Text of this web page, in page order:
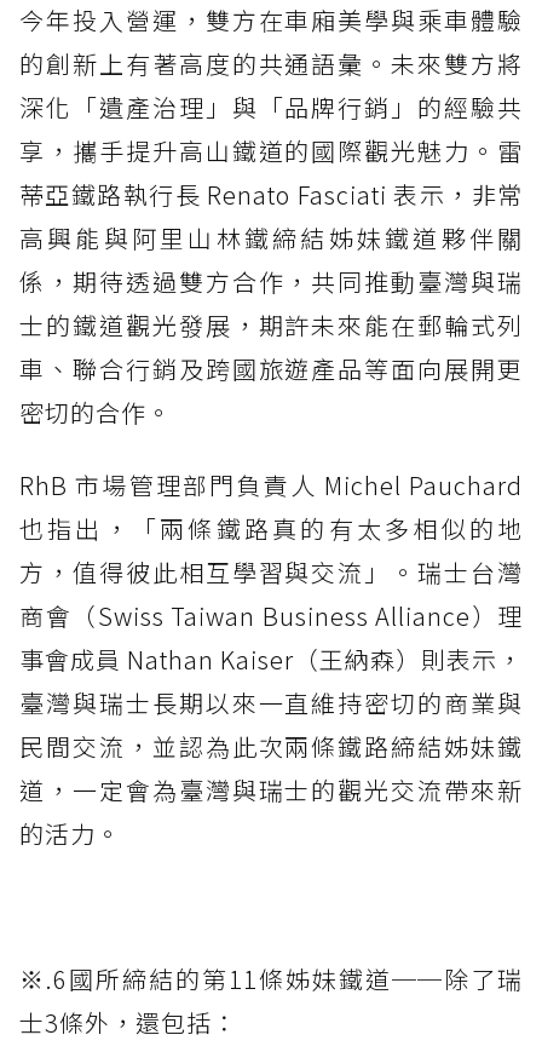
今年投入營運，雙方在車廂美學與乘車體驗
的創新上有著高度的共通語彙。未來雙方將
深化「遺產治理」與「品牌行銷」的經驗共
享，攜手提升高山鐵道的國際觀光魅力。雷
蒂亞鐵路執行長 Renato Fasciati 表示，非常
高興能與阿里山林鐵締結姊妹鐵道夥伴關
係，期待透過雙方合作，共同推動臺灣與瑞
士的鐵道觀光發展，期許未來能在郵輪式列
車、聯合行銷及跨國旅遊產品等面向展開更
密切的合作。
RhB 市場管理部門負責人 Michel Pauchard
也指出，「兩條鐵路真的有太多相似的地
方，值得彼此相互學習與交流」。瑞士台灣
商會（Swiss Taiwan Business Alliance）理
事會成員 Nathan Kaiser（王納森）則表示，
臺灣與瑞士長期以來一直維持密切的商業與
民間交流，並認為此次兩條鐵路締結姊妹鐵
道，一定會為臺灣與瑞士的觀光交流帶來新
的活力。
※.6國所締結的第11條姊妹鐵道──除了瑞
士3條外，還包括：